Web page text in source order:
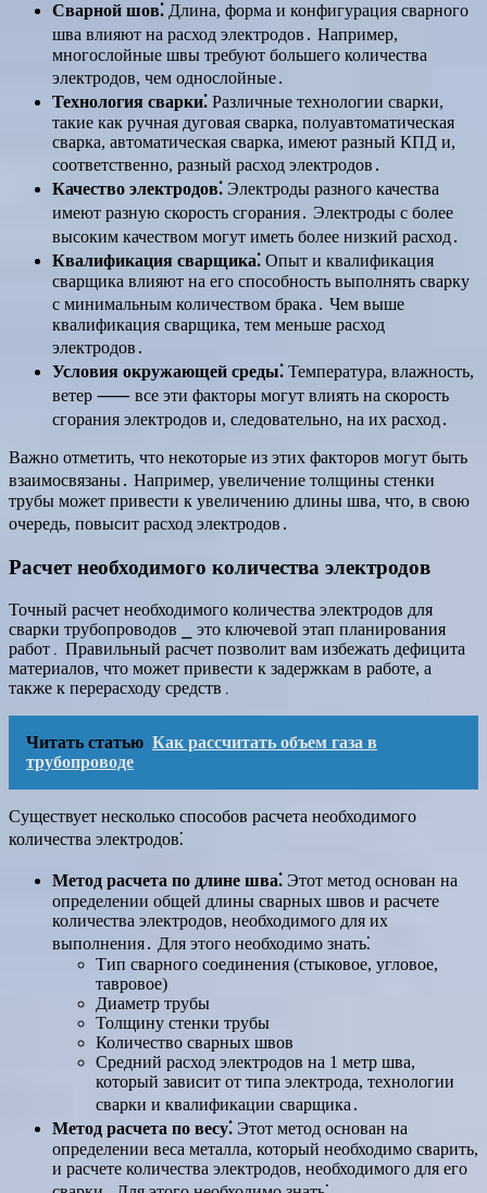
Сварной шов⁚ Длина, форма и конфигурация сварного
шва влияют на расход электродов․ Например,
многослойные швы требуют большего количества
электродов, чем однослойные․
Технология сварки⁚ Различные технологии сварки,
такие как ручная дуговая сварка, полуавтоматическая
сварка, автоматическая сварка, имеют разный КПД и,
соответственно, разный расход электродов․
Качество электродов⁚ Электроды разного качества
имеют разную скорость сгорания․ Электроды с более
высоким качеством могут иметь более низкий расход․
Квалификация сварщика⁚ Опыт и квалификация
сварщика влияют на его способность выполнять сварку
с минимальным количеством брака․ Чем выше
квалификация сварщика, тем меньше расход
электродов․
Условия окружающей среды⁚ Температура, влажность,
ветер ⸺ все эти факторы могут влиять на скорость
сгорания электродов и, следовательно, на их расход․
Важно отметить, что некоторые из этих факторов могут быть
взаимосвязаны․ Например, увеличение толщины стенки
трубы может привести к увеличению длины шва, что, в свою
очередь, повысит расход электродов․
Расчет необходимого количества электродов
Точный расчет необходимого количества электродов для
сварки трубопроводов ⎯ это ключевой этап планирования
работ․ Правильный расчет позволит вам избежать дефицита
материалов, что может привести к задержкам в работе, а
также к перерасходу средств․
Читать статью Как рассчитать объем газа в
трубопроводе
Существует несколько способов расчета необходимого
количества электродов⁚
Метод расчета по длине шва⁚ Этот метод основан на
определении общей длины сварных швов и расчете
количества электродов, необходимого для их
выполнения․ Для этого необходимо знать⁚
Тип сварного соединения (стыковое, угловое,
тавровое)
Диаметр трубы
Толщину стенки трубы
Количество сварных швов
Средний расход электродов на 1 метр шва,
который зависит от типа электрода, технологии
сварки и квалификации сварщика․
Метод расчета по весу⁚ Этот метод основан на
определении веса металла, который необходимо сварить,
и расчете количества электродов, необходимого для его